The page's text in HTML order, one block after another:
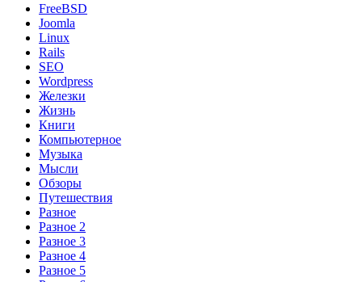
FreeBSD
Joomla
Linux
Rails
SEO
Wordpress
Железки
Жизнь
Книги
Компьютерное
Музыка
Мысли
Обзоры
Путешествия
Разное
Разное 2
Разное 3
Разное 4
Разное 5